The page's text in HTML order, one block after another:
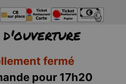
fermé
pour 17h20